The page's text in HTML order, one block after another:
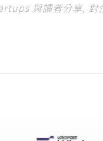
與讀者分享, 對